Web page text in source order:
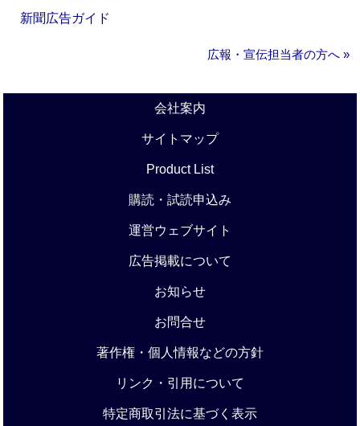
新聞広告ガイド
広報・宣伝担当者の方へ »
会社案内
サイトマップ
Product List
購読・試読申込み
運営ウェブサイト
広告掲載について
お知らせ
お問合せ
著作権・個人情報などの方針
リンク・引用について
特定商取引法に基づく表示